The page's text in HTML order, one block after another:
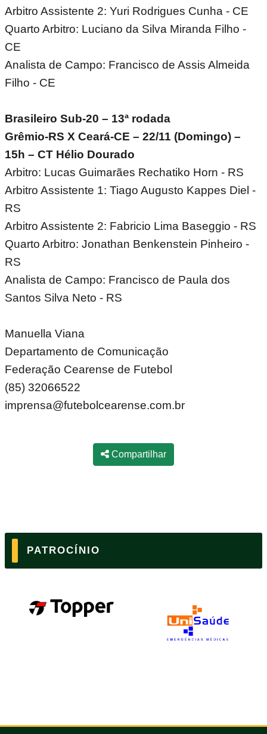
Arbitro Assistente 2: Yuri Rodrigues Cunha - CE
Quarto Arbitro: Luciano da Silva Miranda Filho -
CE
Analista de Campo: Francisco de Assis Almeida
Filho - CE
Brasileiro Sub-20 – 13ª rodada
Grêmio-RS X Ceará-CE – 22/11 (Domingo) –
15h – CT Hélio Dourado
Arbitro: Lucas Guimarães Rechatiko Horn - RS
Arbitro Assistente 1: Tiago Augusto Kappes Diel -
RS
Arbitro Assistente 2: Fabricio Lima Baseggio - RS
Quarto Arbitro: Jonathan Benkenstein Pinheiro -
RS
Analista de Campo: Francisco de Paula dos
Santos Silva Neto - RS
Manuella Viana
Departamento de Comunicação
Federação Cearense de Futebol
(85) 32066522
imprensa@futebolcearense.com.br
Compartilhar
PATROCÍNIO